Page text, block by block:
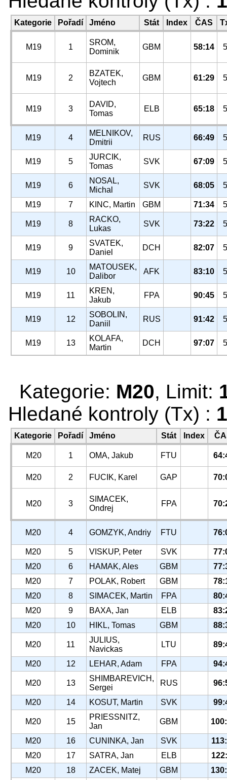
Kategorie Pořadí Jméno Stát Index ČAS
M19 1
SROM,
Dominik
GBM 58:14 5
M19 2
BZATEK,
Vojtech
GBM 61:29 5
M19 3
DAVID,
Tomas
ELB 65:18 5
M19 4
MELNIKOV,
Dmitrii
RUS 66:49 5
M19 5
JURCIK,
Tomas
SVK 67:09 5
M19 6
NOSAL,
Michal
SVK 68:05 5
M19 7 KINC, Martin GBM 71:34 5
M19 8
RACKO,
Lukas
SVK 73:22 5
M19 9
SVATEK,
Daniel
DCH 82:07 5
M19 10
MATOUSEK,
Dalibor
AFK 83:10 5
M19 11
KREN,
Jakub
FPA 90:45 5
M19 12
SOBOLIN,
Daniil
RUS 91:42 5
M19 13
KOLAFA,
Martin
DCH 97:07 5
Kategorie: M20, Limit:
Hledané kontroly (Tx) :
Kategorie Pořadí Jméno Stát Index
M20 1 OMA, Jakub FTU
M20 2 FUCIK, Karel GAP
M20 3
SIMACEK,
Ondrej
FPA
M20 4 GOMZYK, Andriy FTU
M20 5 VISKUP, Peter SVK
M20
6 HAMAK, Ales GBM
M20
7 POLAK, Robert GBM
M20
8 SIMACEK, Martin FPA
M20
9 BAXA, Jan ELB
M20
10 HIKL, Tomas GBM
M20 11
JULIUS,
Navickas
LTU
M20 12 LEHAR, Adam FPA
M20 13
SHIMBAREVICH,
Sergei
RUS
M20 14 KOSUT, Martin SVK
M20 15
PRIESSNITZ,
Jan
GBM
M20 16 CUNINKA, Jan SVK
M20
17 SATRA, Jan ELB
M20
18 ZACEK, Matej GBM